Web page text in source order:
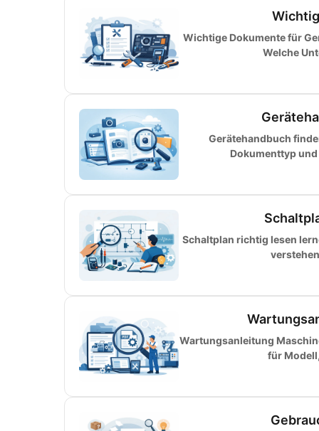
Wichtige Dokumente für
Welche
Gerätehandbuch
Dokumenttyp
Schaltplan richtig lesen
Wartungsanleitung
für